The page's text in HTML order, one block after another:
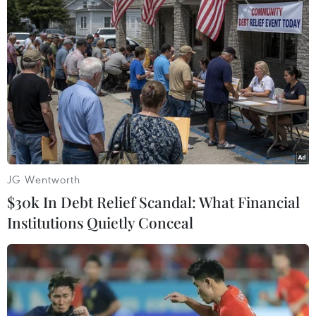
Theo dõi VietnamPlus
TIN LIÊN QUAN
JG Wentworth
$30k In Debt Relief Scandal: What Financial
Institutions Quietly Conceal